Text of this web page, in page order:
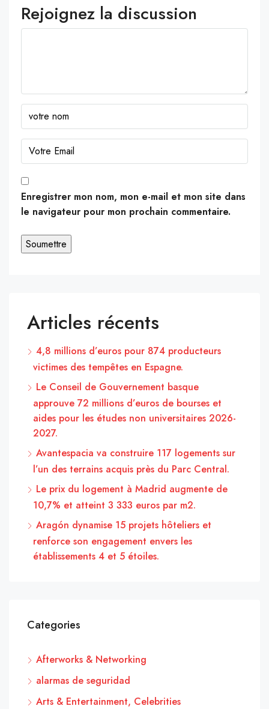
Rejoignez la discussion
Enregistrer mon nom, mon e-mail et mon site dans
le navigateur pour mon prochain commentaire.
Articles récents
4,8 millions d’euros pour 874 producteurs
victimes des tempêtes en Espagne.
Le Conseil de Gouvernement basque
approuve 72 millions d’euros de bourses et
aides pour les études non universitaires 2026-
2027.
Avantespacia va construire 117 logements sur
l’un des terrains acquis près du Parc Central.
Le prix du logement à Madrid augmente de
10,7% et atteint 3 333 euros par m2.
Aragón dynamise 15 projets hôteliers et
renforce son engagement envers les
établissements 4 et 5 étoiles.
Categories
Afterworks & Networking
alarmas de seguridad
Arts & Entertainment, Celebrities